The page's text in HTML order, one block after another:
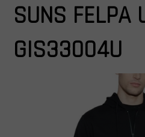
SUNS FELPA
GIS33004U